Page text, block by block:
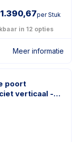
1.390,67per Stuk
in 12 opties
Meer informatie
poort
verticaal -